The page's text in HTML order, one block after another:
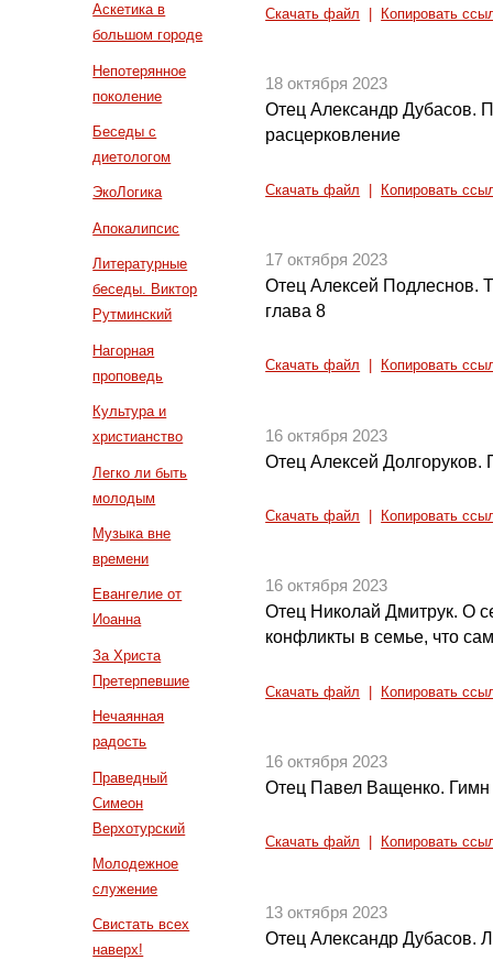
Аскетика в
большом городе
Непотерянное
поколение
Беседы с
диетологом
ЭкоЛогика
Апокалипсис
Литературные
беседы. Виктор
Рутминский
Нагорная
проповедь
Культура и
христианство
Легко ли быть
молодым
Музыка вне
времени
Евангелие от
Иоанна
За Христа
Претерпевшие
Нечаянная
радость
Праведный
Симеон
Верхотурский
Молодежное
служение
Свистать всех
наверх!
Скачать файл Копировать
18 октября 2023
Отец Александр Дубасов.
расцерковление
Скачать файл Копировать
17 октября 2023
Отец Алексей Подлеснов.
глава 8
Скачать файл Копировать
16 октября 2023
Отец Алексей
Скачать файл Копировать
16 октября 2023
Отец Николай Дмитрук. О
конфликты в семье, что
Скачать файл Копировать
16 октября 2023
Отец Павел Ващенко.
Скачать файл Копировать
13 октября 2023
Отец Александр Дубасов.